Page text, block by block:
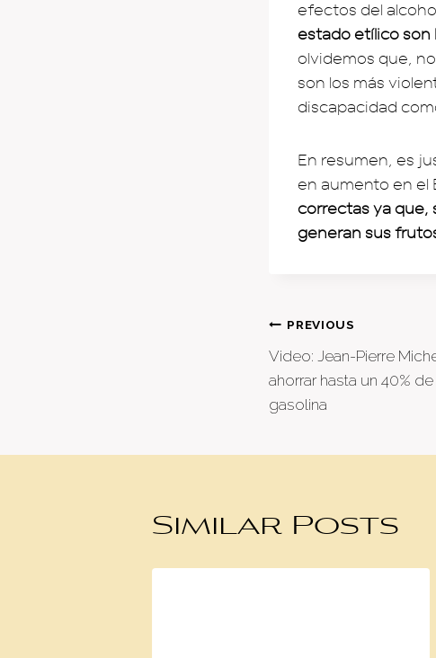
efectos del
estado etílico son
olvidemos que,
son los más
discapacidad
En resumen, es
en aumento en el
correctas ya que,
generan sus
Post
PREVIOUS
Video: Jean-Pierre
ahorrar hasta un 40%
gasolina
Similar Posts